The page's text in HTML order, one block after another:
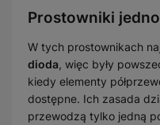
Prostowniki
W tych prostownikach
dioda, więc były
kiedy elementy
dostępne. Ich zasada
przewodzą tylko jedną